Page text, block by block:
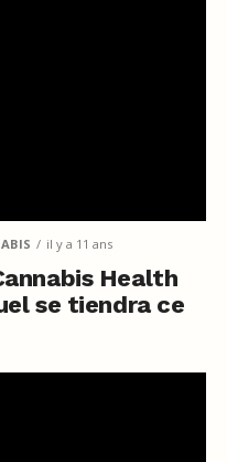
il y a 11 ans
Health
se tiendra ce